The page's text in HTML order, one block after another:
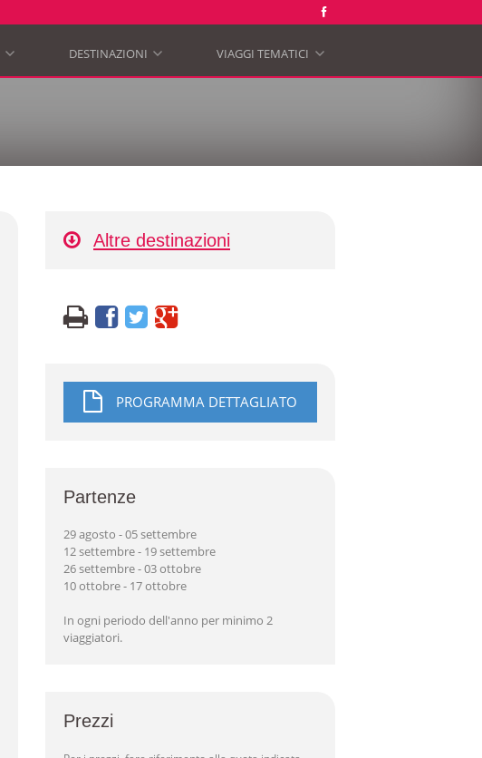
DESTINAZIONI
VIAGGI TEMATICI
Altre destinazioni
PROGRAMMA DETTAGLIATO
Partenze
29 agosto - 05 settembre
12 settembre - 19 settembre
26 settembre - 03 ottobre
10 ottobre - 17 ottobre
In ogni periodo dell'anno per minimo 2
viaggiatori.
Prezzi